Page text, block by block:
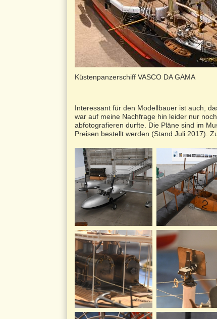
Küstenpanzerschiff VASCO DA GAMA
Interessant für den Modellbauer ist auch,
war auf meine Nachfrage hin leider nur
abfotografieren durfte. Die Pläne sind im
Preisen bestellt werden (Stand Juli 2017).